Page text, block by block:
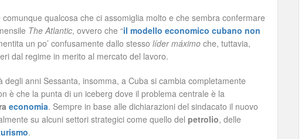
qualcosa che ci assomiglia molto e che sembra confermare
The Atlantic, ovvero che “il modello economico cubano non
un po’ confusamente dallo stesso líder máximo che, tuttavia,
dal regime in merito al mercato del lavoro.
anni Sessanta, insomma, a Cuba si cambia completamente
è che la punta di un iceberg dove il problema centrale è la
economia. Sempre in base alle dichiarazioni del sindacato il nuovo
su alcuni settori strategici come quello del petrolio, delle
.